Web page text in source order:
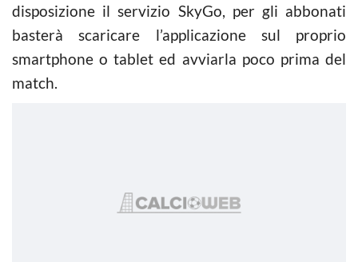
disposizione il servizio SkyGo, per gli abbonati
basterà scaricare l’applicazione sul proprio
smartphone o tablet ed avviarla poco prima del
match.